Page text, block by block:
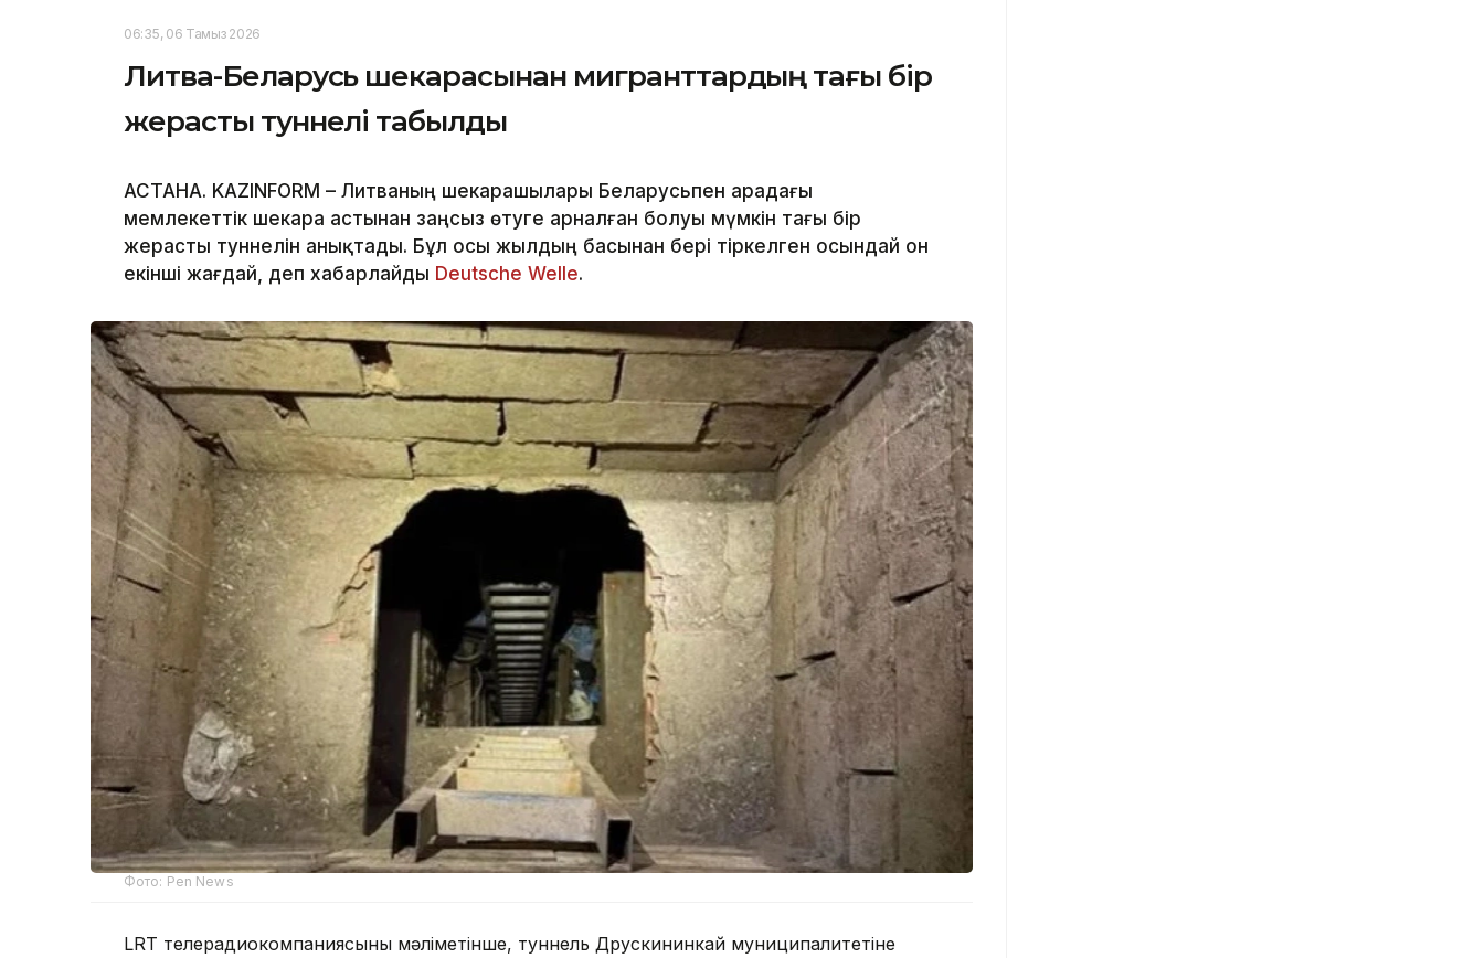
06:35, 06 Тамыз 2026
Литва-Беларусь шекарасынан мигранттардың тағы бір
жерасты туннелі табылды
АСТАНА. KAZINFORM – Литваның шекарашылары Беларусьпен арадағы
мемлекеттік шекара астынан заңсыз өтуге арналған болуы мүмкін тағы бір
жерасты туннелін анықтады. Бұл осы жылдың басынан бері тіркелген осындай он
екінші жағдай, деп хабарлайды Deutsche Welle.
Фото: Pen News
LRT телерадиокомпаниясының мәліметінше, туннель Друскининкай муниципалитетіне